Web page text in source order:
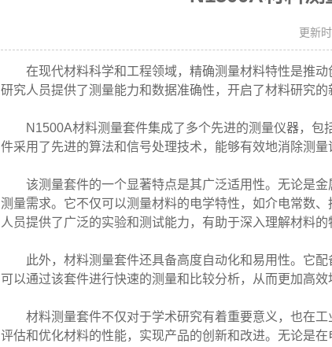
更新时
在现代材料科学和工程领域，精确测量材料特性是推动
研究人员提供了测量能力和数据准确性，开启了材料研究的
N1500A材料测量套件集成了多个先进的测量仪器，包
件采用了先进的算法和信号处理技术，能够有效地消除测量
该测量套件的一个显著特点是其广泛适用性。无论是金
测量需求。它不仅可以测量材料的电学特性，如介电常数
人员提供了广泛的实验和测试能力，有助于深入理解材料的
此外，材料测量套件还具备高度自动化和易用性。它配
可以通过该套件进行快速的测量和比较分析，从而更加高效
材料测量套件不仅对于学术研究有着重要意义，也在工
评估和优化材料的性能，实现产品的创新和改进。无论是在